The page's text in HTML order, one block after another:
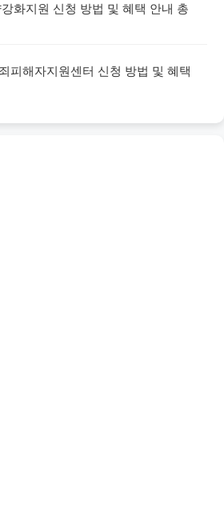
화지원 신청 방법 및 혜택 안내 총
피해자지원센터 신청 방법 및 혜택